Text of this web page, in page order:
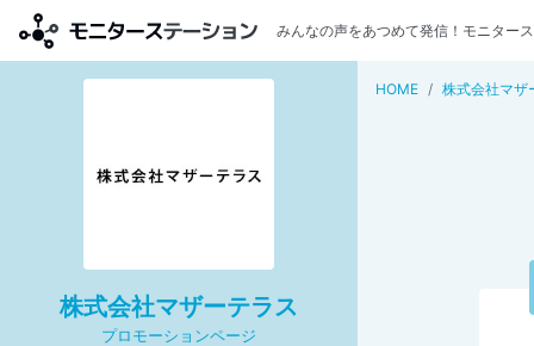
みんなの声をあつめて発信！モニター
HOME 株式会社マザ
株式会社マザーテラス
プロモーションページ